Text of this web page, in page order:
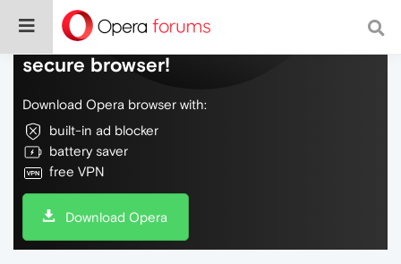
Do more on the web, with a fast and
secure browser!
Download Opera browser with:
built-in ad blocker
battery saver
free VPN
Download Opera